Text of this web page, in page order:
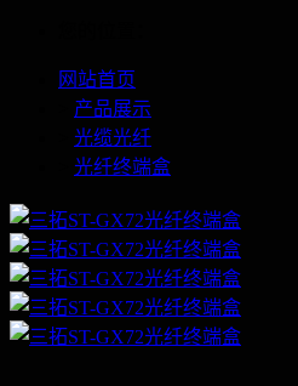
网站首页
产品展示
光缆光纤
光纤终端盒